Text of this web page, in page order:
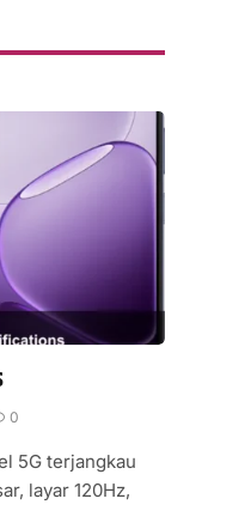
0
5G terjangkau
layar 120Hz,